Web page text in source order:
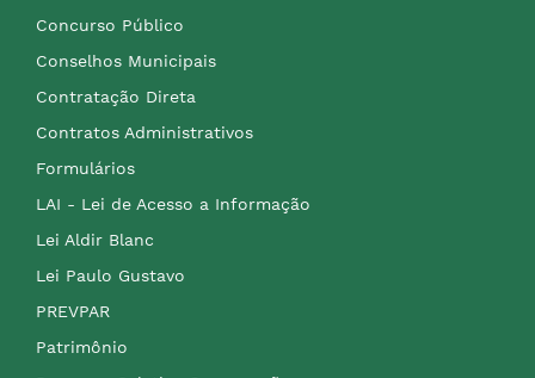
Concurso Público
Conselhos Municipais
Contratação Direta
Contratos Administrativos
Formulários
LAI - Lei de Acesso a Informação
Lei Aldir Blanc
Lei Paulo Gustavo
PREVPAR
Patrimônio